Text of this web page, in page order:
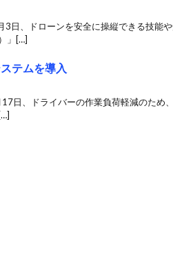
日、ドローンを安全に操縦できる技能
」[…]
テムを導入
日、ドライバーの作業負荷軽減のため